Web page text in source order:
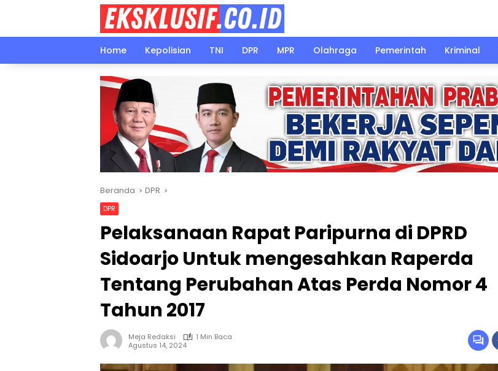
Home
Kepolisian TNI DPR MPR Olahraga Pemerintah Kriminal
Beranda DPR
DPR
Pelaksanaan Rapat Paripurna di DPRD
Sidoarjo Untuk mengesahkan Raperda
Tentang Perubahan Atas Perda Nomor 4
Tahun 2017
Meja Redaksi
1 Min Baca
Agustus 14, 2024